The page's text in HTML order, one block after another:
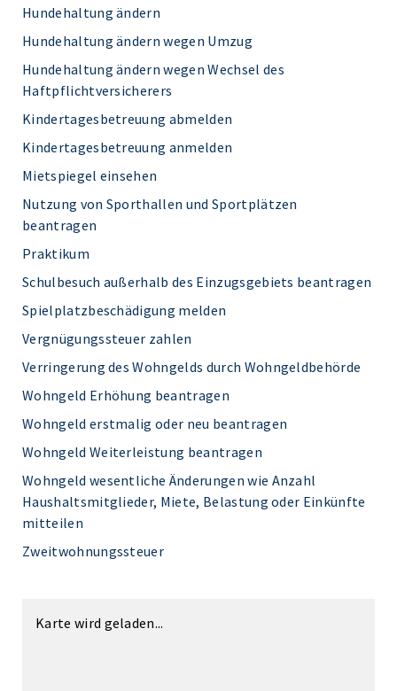
Hundehaltung ändern
Hundehaltung ändern wegen Umzug
Hundehaltung ändern wegen Wechsel des
Haftpflichtversicherers
Kindertagesbetreuung abmelden
Kindertagesbetreuung anmelden
Mietspiegel einsehen
Nutzung von Sporthallen und Sportplätzen
beantragen
Praktikum
Schulbesuch außerhalb des Einzugsgebiets beantragen
Spielplatzbeschädigung melden
Vergnügungssteuer zahlen
Verringerung des Wohngelds durch Wohngeldbehörde
Wohngeld Erhöhung beantragen
Wohngeld erstmalig oder neu beantragen
Wohngeld Weiterleistung beantragen
Wohngeld wesentliche Änderungen wie Anzahl
Haushaltsmitglieder, Miete, Belastung oder Einkünfte
mitteilen
Zweitwohnungssteuer
Karte wird geladen...